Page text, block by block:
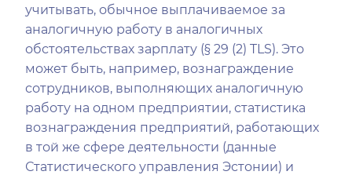
учитывать, обычное выплачиваемое за
аналогичную работу в аналогичных
обстоятельствах зарплату (§ 29 (2) TLS). Это
может быть, например, вознаграждение
сотрудников, выполняющих аналогичную
работу на одном предприятии, статистика
вознаграждения предприятий, работающих
в той же сфере деятельности (данные
Статистического управления Эстонии) и